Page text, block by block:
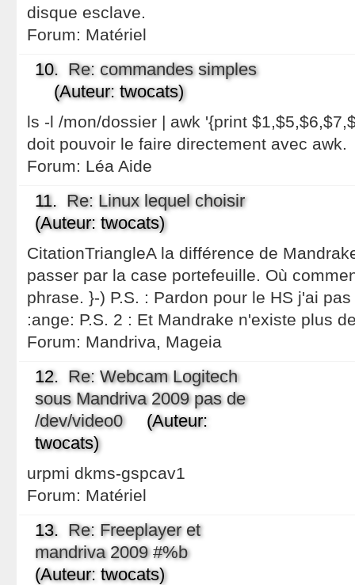
disque esclave.
Forum: Matériel
10. Re: commandes simples
(Auteur: twocats)
ls -l /mon/dossier | awk '{print
doit pouvoir le faire directement avec awk.
Forum: Léa Aide
11. Re: Linux lequel choisir
(Auteur: twocats)
CitationTriangleA la différence de
passer par la case portefeuille. Où
phrase. }-) P.S. : Pardon pour le HS j'ai
:ange: P.S. 2 : Et Mandrake n'existe plus
Forum: Mandriva, Mageia
12. Re: Webcam Logitech
sous Mandriva 2009 pas de
/dev/video0(Auteur:
twocats)
urpmi dkms-gspcav1
Forum: Matériel
13. Re: Freeplayer et
mandriva 2009 #%b
(Auteur: twocats)